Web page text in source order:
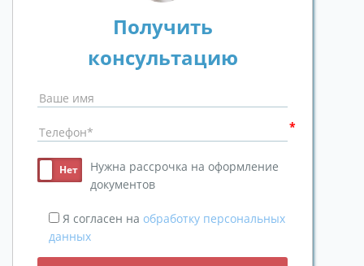
Получить
консультацию
Нужна рассрочка на оформление
документов
Я согласен на обработку персональных
данных